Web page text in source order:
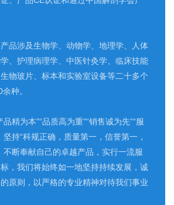
品涉及生物学、动物学、地理学、人体
、护理病理学、中医针灸学、临床技能
物玻片、标本和实验室设备等二十多个
种。
精为本”“品质高为重”“销售诚为先”“服
持“科规正确，质量第一，信誉第一，
不断奉献自己的卓越产品，实行一流服
，我们将始终如一地坚持持续发展，诚
原则，以严格的专业精神对待我们事业